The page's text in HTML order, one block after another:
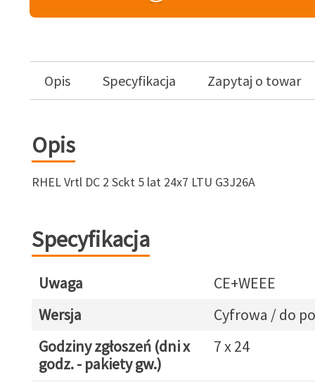
Opis Specyfikacja Zapytaj o towar
Opis
RHEL Vrtl DC 2 Sckt 5 lat 24x7 LTU G3J26A
Specyfikacja
Uwaga
CE+WEEE
Wersja
Cyfrowa / do
Godziny zgłoszeń (dni x
godz. - pakiety gw.)
7 x 24